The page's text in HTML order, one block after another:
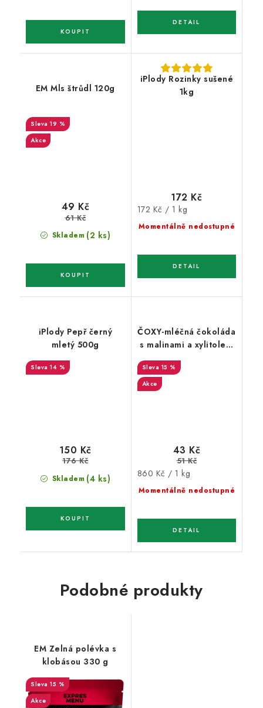
EM Mls štrůdl 120g
19 %
Akce
Skladem (2 ks)
49 Kč
61 Kč
iPlody Rozinky sušené
1kg
Momentálně nedostupné
172 Kč
Měrná
cena:
172 Kč / 1 kg
iPlody Pepř černý
mletý 500g
14 %
Skladem (4 ks)
150 Kč
176 Kč
ČOXY-mléčná čokoláda
s malinami a xylitolem
Natural 50g
15 %
Akce
Momentálně nedostupné
43 Kč
51 Kč
Měrná
cena:
860 Kč / 1 kg
Podobné produkty
EM Zelná polévka s
klobásou 330 g
15 %
Akce